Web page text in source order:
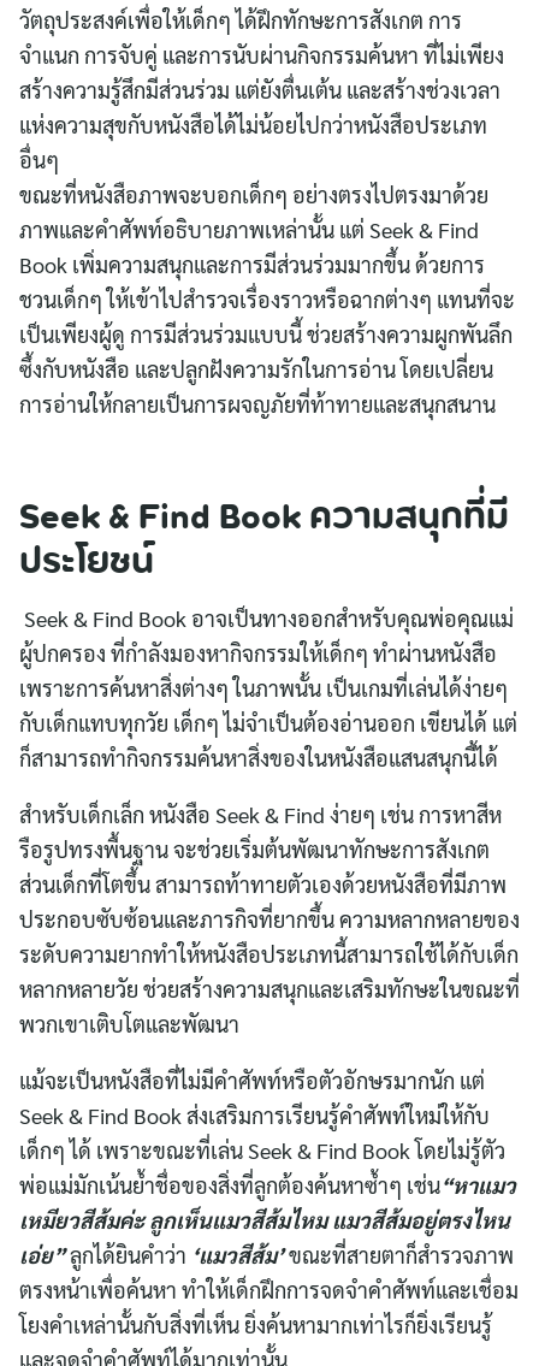
วัตถุประสงค์เพื่อให้เด็กๆ ได้ฝึกทักษะการสังเกต การ
จำแนก การจับคู่ และการนับผ่านกิจกรรมค้นหา ที่ไม่เพียง
สร้างความรู้สึกมีส่วนร่วม แต่ยังตื่นเต้น และสร้างช่วงเวลา
แห่งความสุขกับหนังสือได้ไม่น้อยไปกว่าหนังสือประเภท
อื่นๆ
ขณะที่หนังสือภาพจะบอกเด็กๆ อย่างตรงไปตรงมาด้วย
ภาพและคำศัพท์อธิบายภาพเหล่านั้น แต่ Seek & Find
Book เพิ่มความสนุกและการมีส่วนร่วมมากขึ้น ด้วยการ
ชวนเด็กๆ ให้เข้าไปสำรวจเรื่องราวหรือฉากต่างๆ แทนที่จะ
เป็นเพียงผู้ดู การมีส่วนร่วมแบบนี้ ช่วยสร้างความผูกพันลึก
ซึ้งกับหนังสือ และปลูกฝังความรักในการอ่าน โดยเปลี่ยน
การอ่านให้กลายเป็นการผจญภัยที่ท้าทายและสนุกสนาน
Seek & Find Book ความสนุกที่มี
ประโยชน์
Seek & Find Book อาจเป็นทางออกสำหรับคุณพ่อคุณแม่
ผู้ปกครอง ที่กำลังมองหากิจกรรมให้เด็กๆ ทำผ่านหนังสือ
เพราะการค้นหาสิ่งต่างๆ ในภาพนั้น เป็นเกมที่เล่นได้ง่ายๆ
กับเด็กแทบทุกวัย เด็กๆ ไม่จำเป็นต้องอ่านออก เขียนได้ แต่
ก็สามารถทำกิจกรรมค้นหาสิ่งของในหนังสือแสนสนุกนี้ได้
สำหรับเด็กเล็ก หนังสือ Seek & Find ง่ายๆ เช่น การหาสีห
รือรูปทรงพื้นฐาน จะช่วยเริ่มต้นพัฒนาทักษะการสังเกต
ส่วนเด็กที่โตขึ้น สามารถท้าทายตัวเองด้วยหนังสือที่มีภาพ
ประกอบซับซ้อนและภารกิจที่ยากขึ้น ความหลากหลายของ
ระดับความยากทำให้หนังสือประเภทนี้สามารถใช้ได้กับเด็ก
หลากหลายวัย ช่วยสร้างความสนุกและเสริมทักษะในขณะที่
พวกเขาเติบโตและพัฒนา
แม้จะเป็นหนังสือที่ไม่มีคำศัพท์หรือตัวอักษรมากนัก แต่
Seek & Find Book ส่งเสริมการเรียนรู้คำศัพท์ใหม่ให้กับ
เด็กๆ ได้ เพราะขณะที่เล่น Seek & Find Book โดยไม่รู้ตัว
พ่อแม่มักเน้นย้ำชื่อของสิ่งที่ลูกต้องค้นหาซ้ำๆ เช่น“หาแมว
เหมียวสีส้มค่ะ ลูกเห็นแมวสีส้มไหม แมวสีส้มอยู่ตรงไหน
เอ่ย”ลูกได้ยินคำว่า ‘แมวสีส้ม’ขณะที่สายตาก็สำรวจภาพ
ตรงหน้าเพื่อค้นหา ทำให้เด็กฝึกการจดจำคำศัพท์และเชื่อม
โยงคำเหล่านั้นกับสิ่งที่เห็น ยิ่งค้นหามากเท่าไรก็ยิ่งเรียนรู้
และจดจำคำศัพท์ได้มากเท่านั้น